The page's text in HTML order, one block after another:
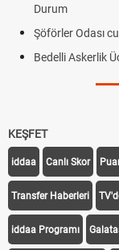
Durum
Şöförler Odası
Bedelli Askerlik
KEŞFET
iddaa Canlı Skor
Transfer Haberleri
iddaa Programı